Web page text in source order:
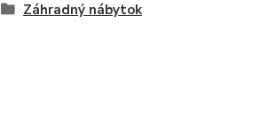
Záhradný nábytok